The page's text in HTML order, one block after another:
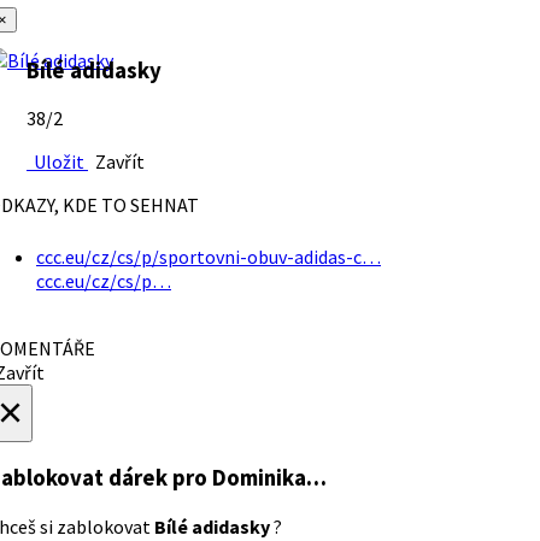
Bílé adidasky
38/2
Uložit Zavřít
KDE TO SEHNAT
ccc.eu/cz/cs/p/sportovni-obuv-adidas-c…
ccc.eu/cz/cs/p…
dárek pro Dominika…
si zablokovat Bílé adidasky?